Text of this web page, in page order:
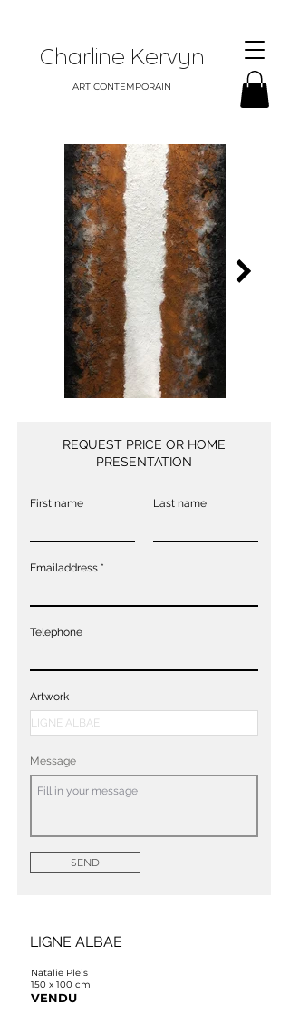
Charline Kervyn
ART CONTEMPORAIN
REQUEST PRICE OR HOME
PRESENTATION
First name Last name
Emailaddress
Telephone
Artwork
Message
SEND
LIGNE ALBAE
Natalie Pleis
150 x 100 cm
VENDU